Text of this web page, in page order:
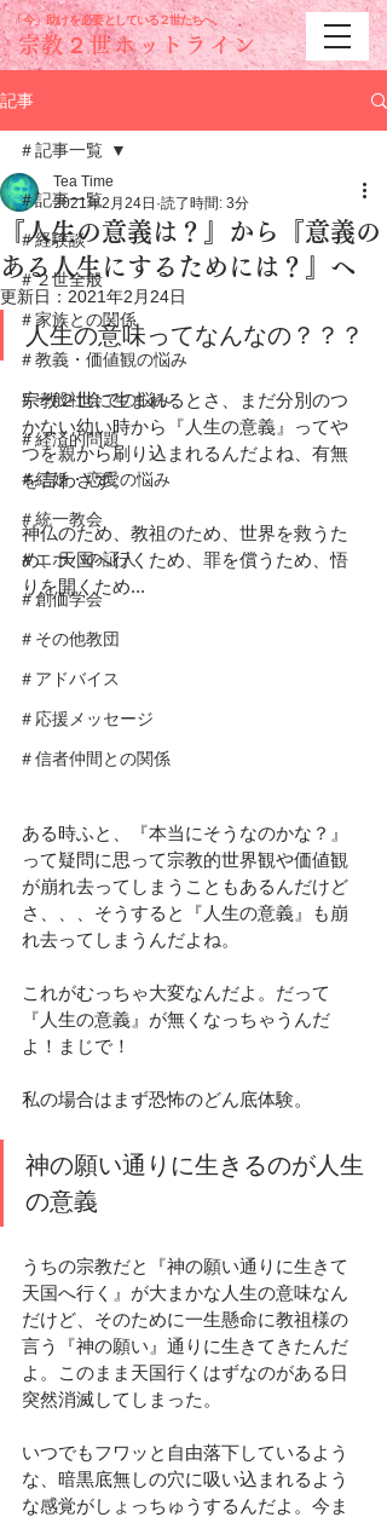
宗教２世ホットライン
「今」助けを必要と している２世たちへ。
記事
＃記事一覧
＃経験談
＃２世全般
＃家族との関係
＃教義・価値観の悩み
＃一般社会での悩み
＃経済的問題
＃結婚・恋愛の悩み
＃統一教会
＃エホバの証人
＃創価学会
＃その他教団
＃アドバイス
＃応援メッセージ
＃信者仲間との関係
＃記事一覧
『人生の意義は？』から『意義の
ある人生にするためには？』へ
Tea Time
2021年2月24日 読了時間: 3分
更新日： 2021年2月24日
人生の意味ってなんなの？？？
宗教２世に生まれるとさ、まだ分別のつ
かない幼い時から『人生の意義』ってや
つを親から刷り込まれるんだよね、有無
を言わさず。
神仏のため、教祖のため、世界を救うた
め、天国へ行くため、罪を償うため、悟
りを開くため...
ある時ふと、『本当にそうなのかな？』
って疑問に思って宗教的世界観や価値観
が崩れ去ってしまうこともあるんだけど
さ、、、そうすると『人生の意義』も崩
れ去ってしまうんだよね。
これがむっちゃ大変なんだよ。だって
『人生の意義』が無くなっちゃうんだ
よ！まじで！
私の場合はまず恐怖のどん底体験。
神の願い通りに生きるのが人生
の意義
うちの宗教だと『神の願い通りに生きて
天国へ行く』が大まかな人生の意味なん
だけど、そのために一生懸命に教祖様の
言う『神の願い』通りに生きてきたんだ
よ。このまま天国行くはずなのがある日
突然消滅してしまった。
いつでもフワッと自由落下しているよう
な、暗黒底無しの穴に吸い込まれるよう
な感覚がしょっちゅうするんだよ。今ま